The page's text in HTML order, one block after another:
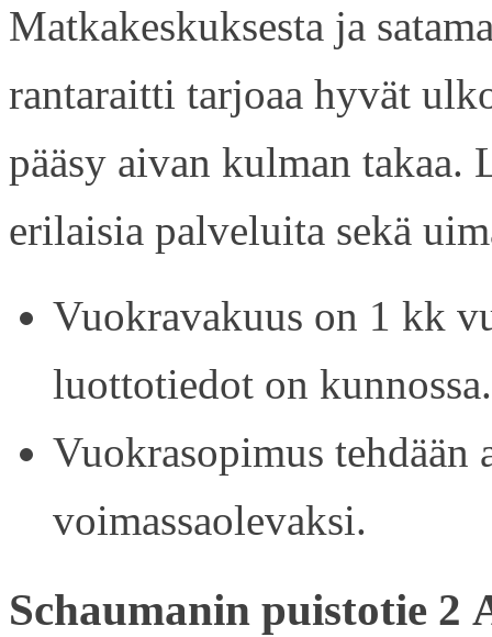
Matkakeskuksesta ja
rantaraitti tarjoaa hyvät
pääsy aivan kulman
erilaisia palveluita sekä
Vuokravakuus on 1 kk
luottotiedot on kunnossa.
Vuokrasopimus tehdään
voimassaolevaksi.
Schaumanin puistotie 2